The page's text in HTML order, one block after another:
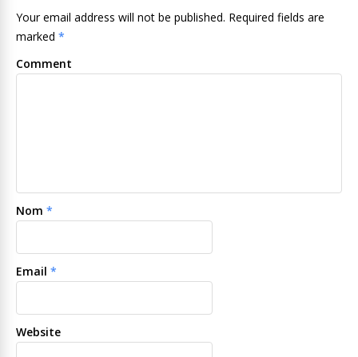
Your email address will not be published. Required fields are
marked *
Comment
Nom *
Email *
Website